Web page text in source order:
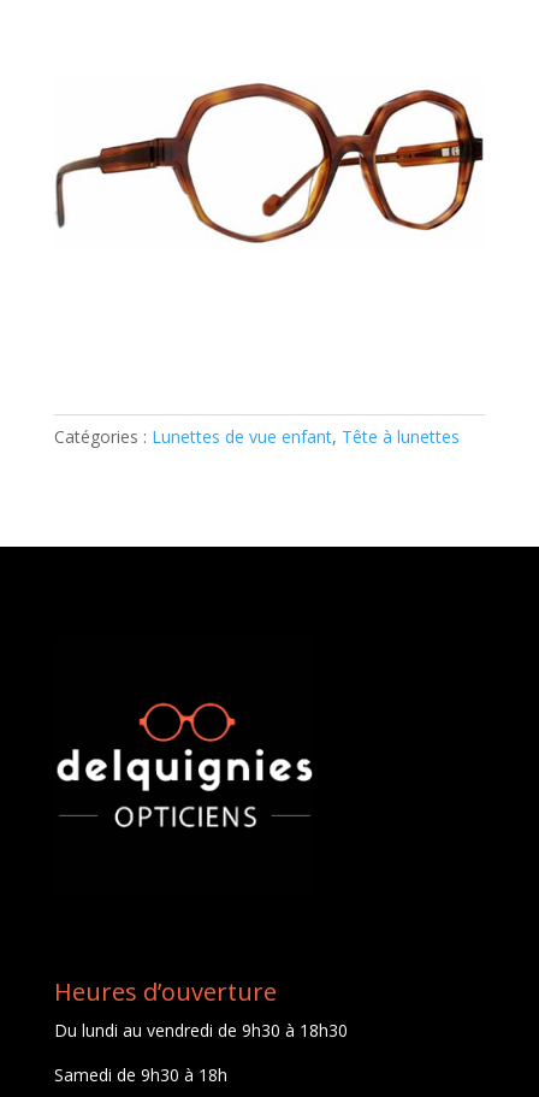
Catégories : Lunettes de vue enfant, Tête à lunettes
Heures d’ouverture
Du lundi au vendredi de 9h30 à 18h30
Samedi de 9h30 à 18h